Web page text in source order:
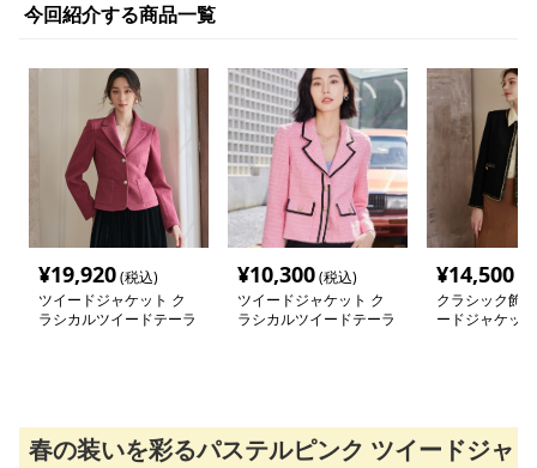
今回紹介する商品一覧
¥19,920(税込)
ツイードジャケット ク
ラシカルツイードテーラ
¥10,300(税込)
ツイードジャケット ク
ラシカルツイードテーラ
¥14,500
クラシック飾
ードジャケット
春の装いを彩るパステルピンク ツイードジャ